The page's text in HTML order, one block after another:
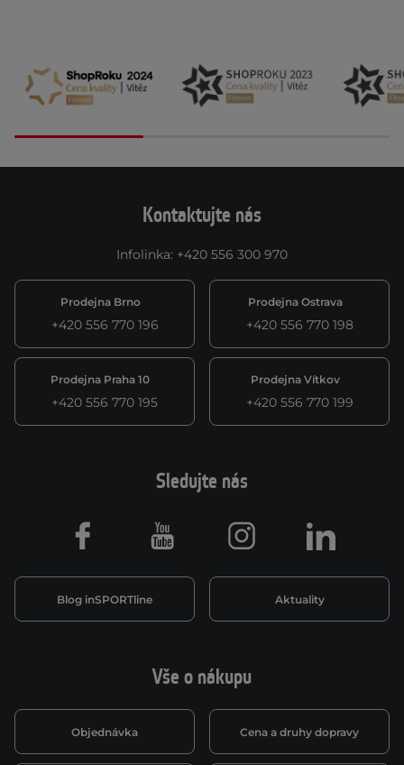
Kontaktujte nás
Infolinka: +420 556 300 970
Prodejna Brno
+420 556 770 196
Prodejna Ostrava
+420 556 770 198
Prodejna Praha 10
+420 556 770 195
Prodejna Vítkov
+420 556 770 199
Vše o nákupu
Objednávka Cena a druhy dopravy
Sledujte nás
Blog inSPORTline Aktuality
Facebook Youtube Instagram LinkedIn